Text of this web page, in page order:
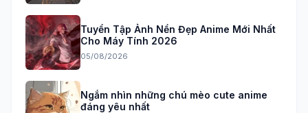
Tuyển Tập Ảnh Nền Đẹp Anime Mới Nhất
Cho Máy Tính 2026
05/08/2026
Ngắm nhìn những chú mèo cute anime
đáng yêu nhất